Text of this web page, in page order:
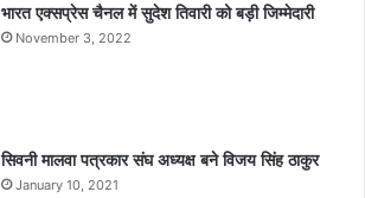
भारत एक्सप्रेस चैनल में सुदेश तिवारी को बड़ी जिम्मेदारी
November 3, 2022
सिवनी मालवा पत्रकार संघ अध्यक्ष बने विजय सिंह ठाकुर
January 10, 2021